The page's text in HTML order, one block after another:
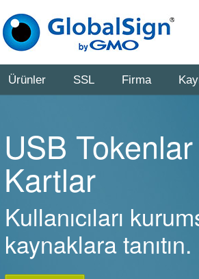
Ürünler SSL Firma
USB Tokenlar
Kartlar
Kullanıcıları
kaynaklara tanıtın.